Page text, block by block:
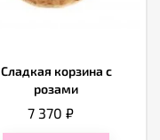
Сладкая корзина с
розами
7 370₽